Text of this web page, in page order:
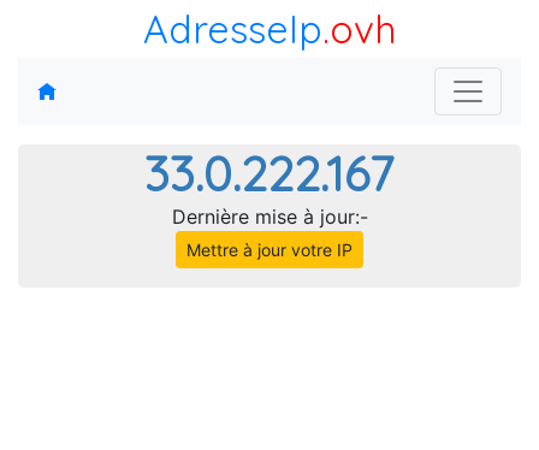
AdresseIp.ovh
33.0.222.167
Dernière mise à jour:-
Mettre à jour votre IP